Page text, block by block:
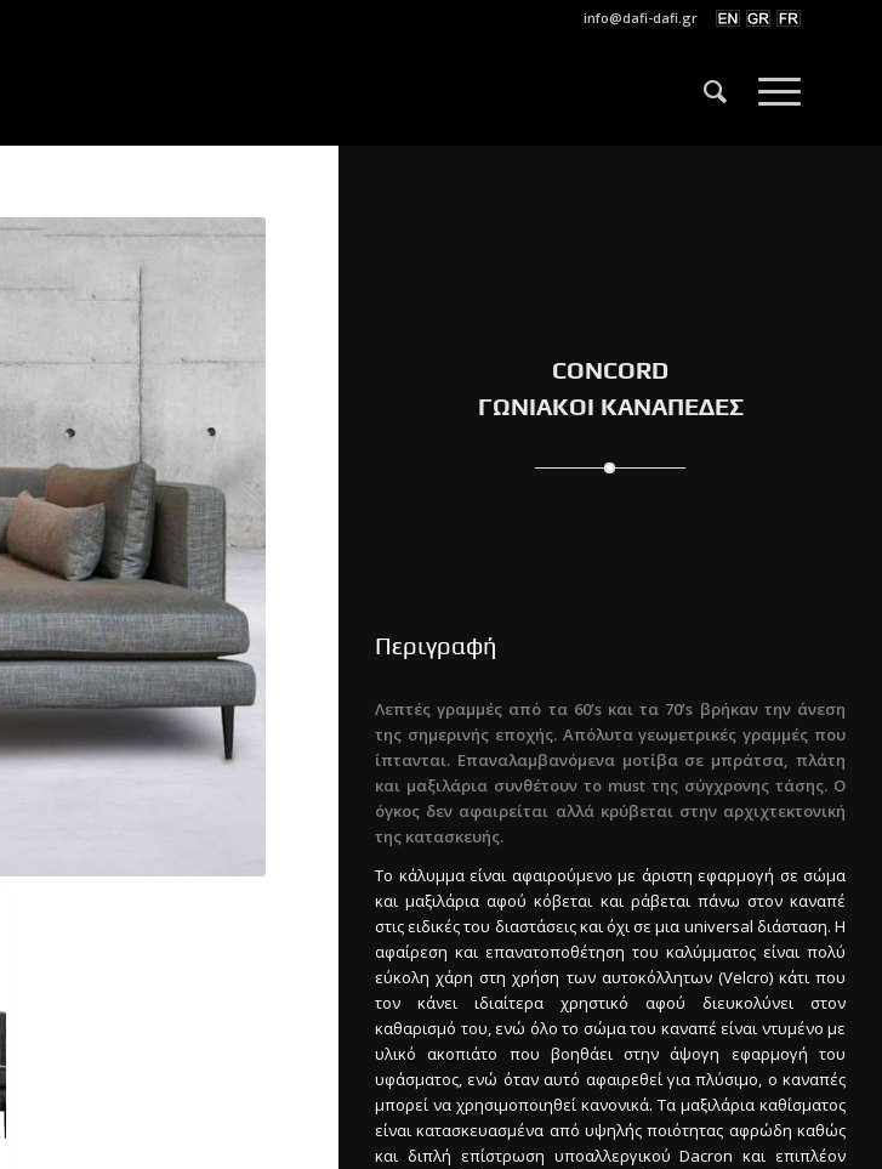
info@dafi-dafi.gr
CONCORD
ΓΩΝΙΑΚΟΙ ΚΑΝΑΠΕΔΕΣ
Περιγραφή
Λεπτές γραμμές από τα 60’s και τα 70’s βρήκαν την άνεση
της σημερινής εποχής. Απόλυτα γεωμετρικές γραμμές που
ίπτανται. Επαναλαμβανόμενα μοτίβα σε μπράτσα, πλάτη
και μαξιλάρια συνθέτουν το must της σύγχρονης τάσης. Ο
όγκος δεν αφαιρείται αλλά κρύβεται στην αρχιχτεκτονική
της κατασκευής.
Το κάλυμμα είναι αφαιρούμενο με άριστη εφαρμογή σε σώμα
και μαξιλάρια αφού κόβεται και ράβεται πάνω στον καναπέ
στις ειδικές του διαστάσεις και όχι σε μια universal διάσταση. Η
αφαίρεση και επανατοποθέτηση του καλύμματος είναι πολύ
εύκολη χάρη στη χρήση των αυτοκόλλητων (Velcro) κάτι που
τον κάνει ιδιαίτερα χρηστικό αφού διευκολύνει στον
καθαρισμό του, ενώ όλο το σώμα του καναπέ είναι ντυμένο με
υλικό ακοπιάτο που βοηθάει στην άψογη εφαρμογή του
υφάσματος, ενώ όταν αυτό αφαιρεθεί για πλύσιμο, ο καναπές
μπορεί να χρησιμοποιηθεί κανονικά. Τα μαξιλάρια καθίσματος
είναι κατασκευασμένα από υψηλής ποιότητας αφρώδη καθώς
και διπλή επίστρωση υποαλλεργικού Dacron και επιπλέον